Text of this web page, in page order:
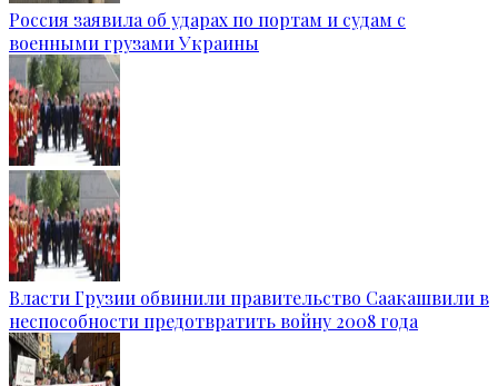
Россия заявила об ударах по портам и судам с
военными грузами Украины
Власти Грузии обвинили правительство Саакашвили в
неспособности предотвратить войну 2008 года